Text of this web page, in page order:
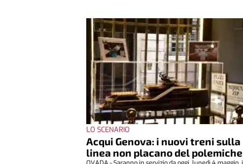
LO SCENARIO
Acqui Genova: i nuovi treni sulla
linea non placano del polemiche